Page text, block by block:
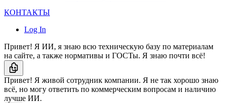
КОНТАКТЫ
Log In
Привет! Я ИИ, я знаю всю техническую базу по материалам
на сайте, а также нормативы и ГОСТы. Я знаю почти всё!
Привет! Я живой сотрудник компании. Я не так хорошо знаю
всё, но могу ответить по коммерческим вопросам и наличию
лучше ИИ.